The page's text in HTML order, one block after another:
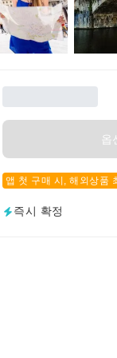
옵
앱 첫 구매 시, 해외상품
즉시 확정